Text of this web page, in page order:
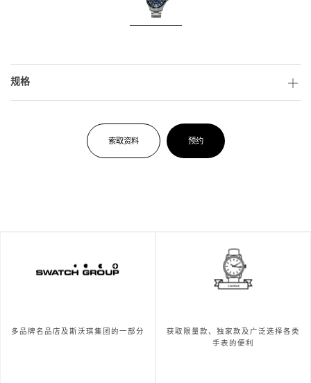
规格
索取资料 预约
多品牌名品店及斯沃琪集团的一部分
获取限量款、独家款及广泛选择各类
手表的便利